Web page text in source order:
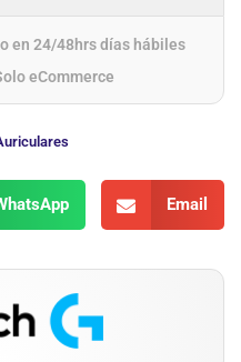
en 24/48hrs días hábiles
eCommerce
Email